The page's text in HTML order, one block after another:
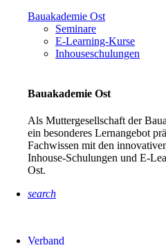
Bauakademie Ost
Seminare
E-Learning-Kurse
Inhouseschulungen
Bauakademie Ost
Als Muttergesellschaft der
ein besonderes Lernangebot
Fachwissen mit den
Inhouse-Schulungen und E-
Ost.
search
Verband